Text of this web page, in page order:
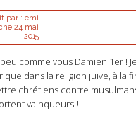
par : emi
24 mai
2015
comme vous Damien 1er !
que dans la religion juive, à la
chrétiens contre
vainqueurs !